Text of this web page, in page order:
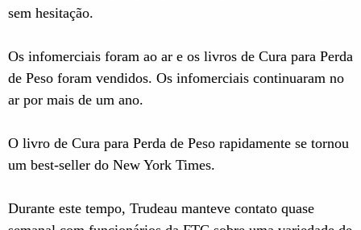
sem hesitação.
Os infomerciais foram ao ar e os livros de Cura para Perda
de Peso foram vendidos. Os infomerciais continuaram no
ar por mais de um ano.
O livro de Cura para Perda de Peso rapidamente se tornou
um best-seller do New York Times.
Durante este tempo, Trudeau manteve contato quase